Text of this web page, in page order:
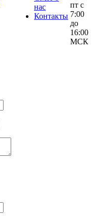
нас
Контакты
пт с
7:00
до
16:00
МСК